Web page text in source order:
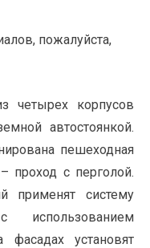
пожалуйста,
четырех корпусов
автостоянкой.
пешеходная
проход с перголой.
применят систему
использованием
установят